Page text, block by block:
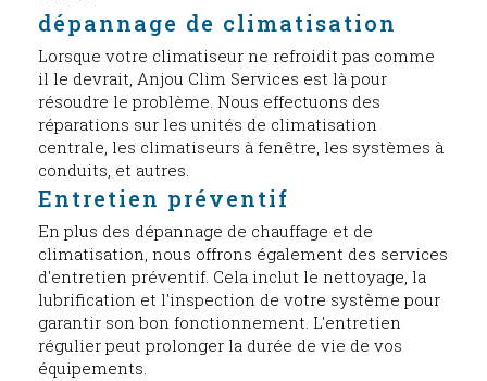
dépannage de climatisation
Lorsque votre climatiseur ne refroidit pas comme
il le devrait, Anjou Clim Services est là pour
résoudre le problème. Nous effectuons des
réparations sur les unités de climatisation
centrale, les climatiseurs à fenêtre, les systèmes à
conduits, et autres.
Entretien préventif
En plus des dépannage de chauffage et de
climatisation, nous offrons également des services
d'entretien préventif. Cela inclut le nettoyage, la
lubrification et l'inspection de votre système pour
garantir son bon fonctionnement. L'entretien
régulier peut prolonger la durée de vie de vos
équipements.